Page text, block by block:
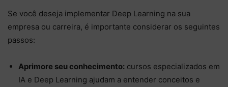
Se você deseja implementar Deep Learning na sua
empresa ou carreira, é importante considerar os seguintes
passos:
Aprimore seu conhecimento: cursos especializados em
IA e Deep Learning ajudam a entender conceitos e